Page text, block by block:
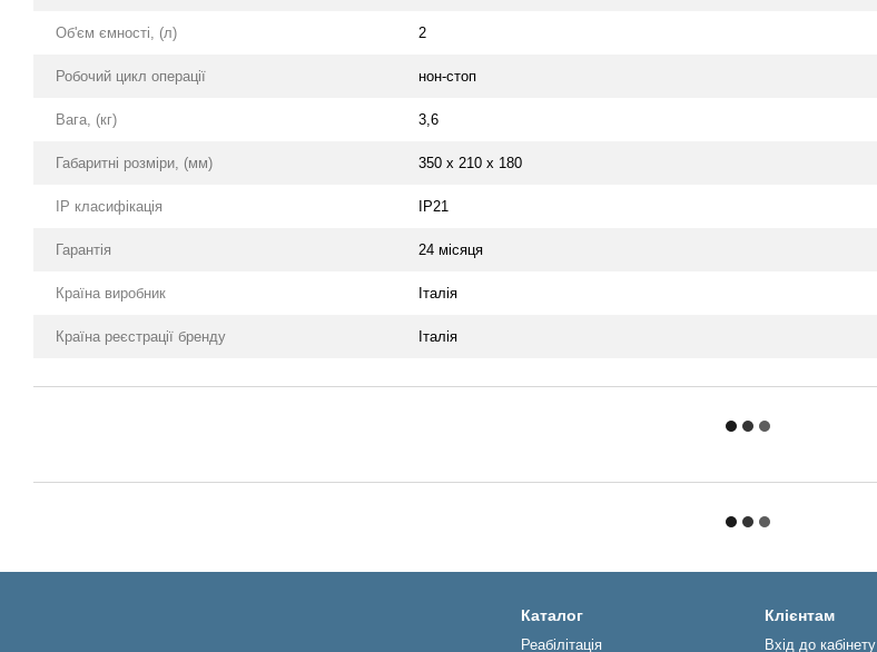
Об'єм ємності, (л) 2
Робочий цикл операції нон-стоп
Вага, (кг) 3,6
Габаритні розміри, (мм) 350 x 210 x 180
IP класифікація IP21
Гарантія 24 місяця
Країна виробник Італія
Країна реєстрації бренду Італія
Каталог
Реабiлiтацiя
Клієнтам
Вхід до кабінету